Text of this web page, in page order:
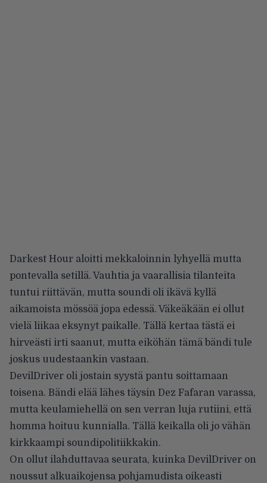
Darkest Hour aloitti mekkaloinnin lyhyellä mutta
pontevalla setillä. Vauhtia ja vaarallisia tilanteita
tuntui riittävän, mutta soundi oli ikävä kyllä
aikamoista mössöä jopa edessä. Väkeäkään ei ollut
vielä liikaa eksynyt paikalle. Tällä kertaa tästä ei
hirveästi irti saanut, mutta eiköhän tämä bändi tule
joskus uudestaankin vastaan.
DevilDriver oli jostain syystä pantu soittamaan
toisena. Bändi elää lähes täysin Dez Fafaran varassa,
mutta keulamiehellä on sen verran luja rutiini, että
homma hoituu kunnialla. Tällä keikalla oli jo vähän
kirkkaampi soundipolitiikkakin.
On ollut ilahduttavaa seurata, kuinka DevilDriver on
noussut alkuaikojensa pohjamudista oikeasti